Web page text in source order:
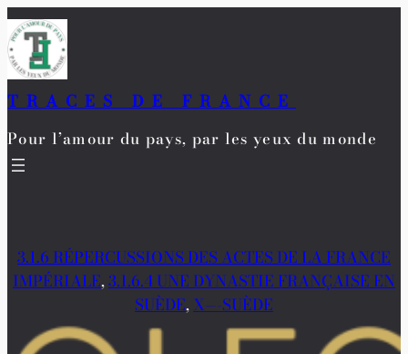
Aller
au
contenu
TRACES DE FRANCE
Pour l’amour du pays, par les yeux du monde
3.1.6 RÉPERCUSSIONS DES ACTES DE LA FRANCE
IMPÉRIALE, 3.1.6.4 UNE DYNASTIE FRANÇAISE EN
SUÈDE, X—-SUÈDE